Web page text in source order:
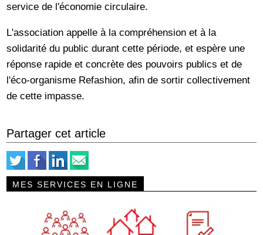
service de l'économie circulaire.
L'association appelle à la compréhension et à la
solidarité du public durant cette période, et espère une
réponse rapide et concrète des pouvoirs publics et de
l'éco-organisme Refashion, afin de sortir collectivement
de cette impasse.
Partager cet article
MES SERVICES EN LIGNE